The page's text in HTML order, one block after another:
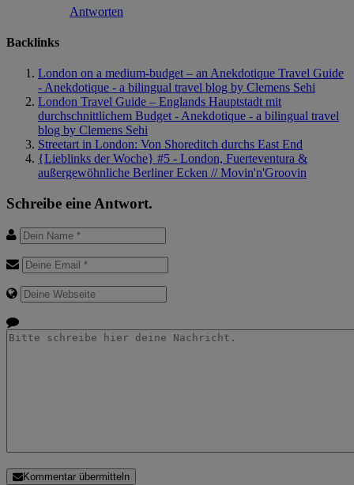
Antworten
Backlinks
London on a medium-budget – an Anekdotique Travel Guide
- Anekdotique - a bilingual travel blog by Clemens Sehi
London Travel Guide – Englands Hauptstadt mit
durchschnittlichem Budget - Anekdotique - a bilingual travel
blog by Clemens Sehi
Streetart in London: Von Shoreditch durchs East End
{Lieblinks der Woche} #5 - London, Fuerteventura &
außergewöhnliche Berliner Ecken // Movin'n'Groovin
Schreibe eine Antwort.
Kommentar übermitteln